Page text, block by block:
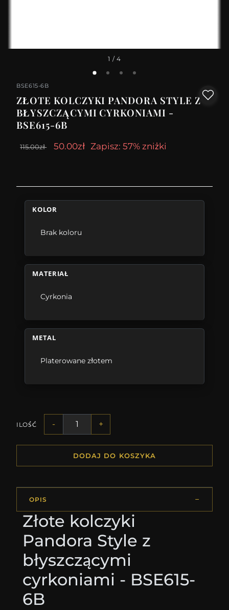
1 / 4
BSE615-6B
ZŁOTE KOLCZYKI PANDORA STYLE Z
BŁYSZCZĄCYMI CYRKONIAMI -
BSE615-6B
115.00zł 50.00zł Zapisz: 57% zniżki
KOLOR
Brak koloru
MATERIAŁ
Cyrkonia
METAL
Platerowane złotem
ILOŚĆ - +
DODAJ DO KOSZYKA
OPIS
Złote kolczyki
Pandora Style z
błyszczącymi
cyrkoniami - BSE615-
6B